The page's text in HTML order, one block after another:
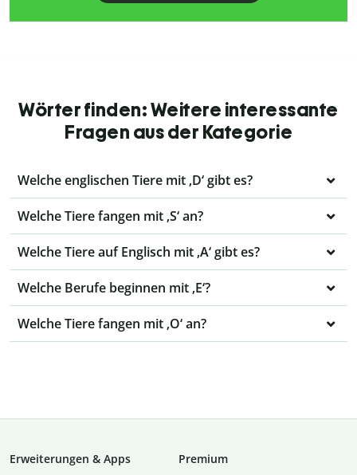
Wörter finden: Weitere interessante
Fragen aus der Kategorie
Welche englischen Tiere mit ‚D‘ gibt es?
Welche Tiere fangen mit ‚S‘ an?
Welche Tiere auf Englisch mit ‚A‘ gibt es?
Welche Berufe beginnen mit ‚E‘?
Welche Tiere fangen mit ‚O‘ an?
Erweiterungen & Apps
Premium